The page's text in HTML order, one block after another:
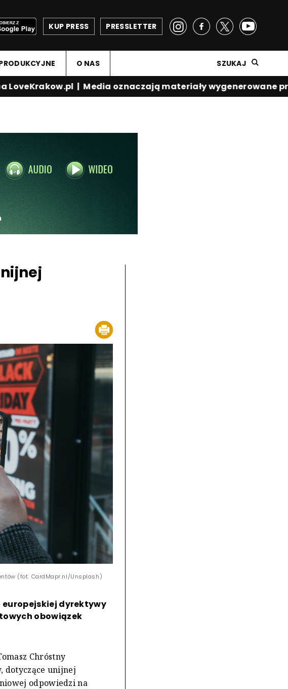
PRESSLETTER
KUP PRESS
O NAS SZUKAJ
|Media oznaczają materiały wygenerowane
(fot. CardMapr.nl/Unsplash)
europejskiej dyrektywy
obowiązek
Chróstny
dotyczące unijnej
odpowiedzi na